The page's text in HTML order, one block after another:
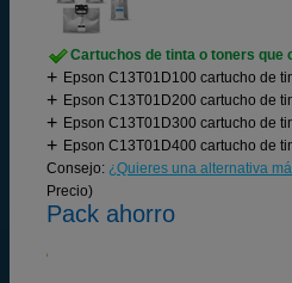
Cartuchos de tinta o toners que
Epson C13T01D100 cartucho de
Epson C13T01D200 cartucho de
Epson C13T01D300 cartucho de
Epson C13T01D400 cartucho de
Consejo: ¿Quieres una alternativa
Precio)
Pack ahorro